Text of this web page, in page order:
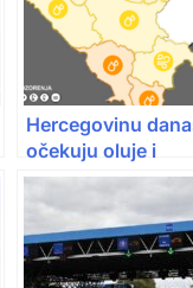
Hercegovinu
očekuju oluje i
obilne padavine:
Upaljen
narandžasti
meteoalarm